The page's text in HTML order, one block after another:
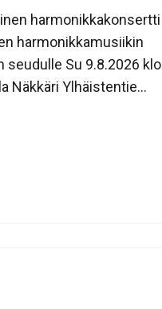
harmonikkakonsertti
harmonikkamusiikin
seudulle Su 9.8.2026 klo
Näkkäri Ylhäistentie...